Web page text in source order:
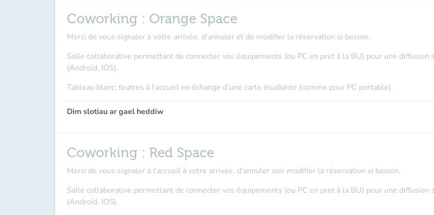
Coworking : Orange Space
Merci de vous signaler à votre arrivée, d'annuler et de modifier la réservation si besoin.
Salle collaborative permettant de connecter vos équipements (ou PC en pret à la BU) pour une diffusion
(Androïd, IOS).
Tableau blanc, feutres à l'accueil en échange d'une carte étudiante (comme pour PC portable).
Dim slotiau ar gael heddiw
Coworking : Red Space
Merci de vous signaler à l'accueil à votre arrivée, d'annuler voir modifier la réservation si besoin.
Salle collaborative permettant de connecter vos équipements (ou PC en pret à la BU) pour une diffusion
(Androïd, IOS).